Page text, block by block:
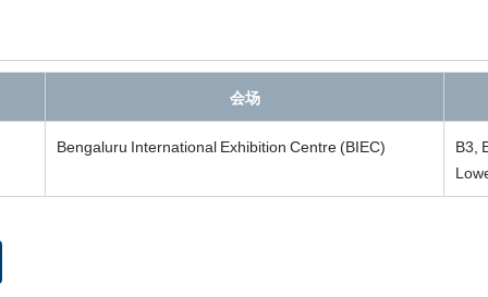
会场
Bengaluru International Exhibition Centre (BIEC)
B3,